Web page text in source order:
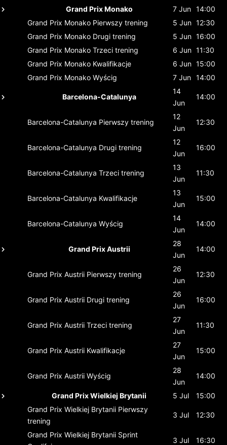
Grand Prix Monako 7 Jun 14:00
Grand Prix Monako Pierwszy trening 5 Jun 12:30
Grand Prix Monako Drugi trening 5 Jun 16:00
Grand Prix Monako Trzeci trening 6 Jun 11:30
Grand Prix Monako Kwalifikacje 6 Jun 15:00
Grand Prix Monako Wyścig 7 Jun 14:00
Barcelona-Catalunya
14
Jun
14:00
Barcelona-Catalunya Pierwszy trening
12
Jun
12:30
Barcelona-Catalunya Drugi trening
12
Jun
16:00
Barcelona-Catalunya Trzeci trening
13
Jun
11:30
Barcelona-Catalunya Kwalifikacje
13
Jun
15:00
Barcelona-Catalunya Wyścig
14
Jun
14:00
Grand Prix Austrii
28
Jun
14:00
Grand Prix Austrii Pierwszy trening
26
Jun
12:30
Grand Prix Austrii Drugi trening
26
Jun
16:00
Grand Prix Austrii Trzeci trening
27
Jun
11:30
Grand Prix Austrii Kwalifikacje
27
Jun
15:00
Grand Prix Austrii Wyścig
28
Jun
14:00
Grand Prix Wielkiej Brytanii 5 Jul
15:00
Grand Prix Wielkiej Brytanii Pierwszy
trening
3 Jul 12:30
Grand Prix Wielkiej Brytanii Sprint
3 Jul 16:30